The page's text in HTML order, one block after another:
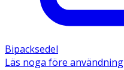
Bipacksedel
Läs noga före användning